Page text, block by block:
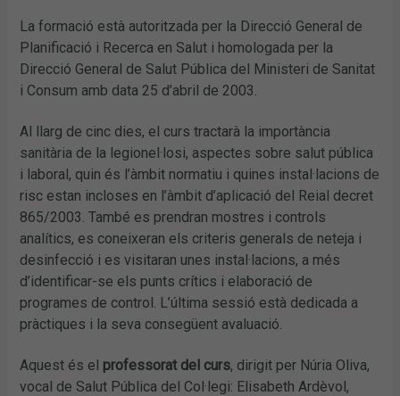
La formació està autoritzada per la Direcció General de
Planificació i Recerca en Salut i homologada per la
Direcció General de Salut Pública del Ministeri de Sanitat
i Consum amb data 25 d’abril de 2003.
Al llarg de cinc dies, el curs tractarà la importància
sanitària de la legionel·losi, aspectes sobre salut pública
i laboral, quin és l’àmbit normatiu i quines instal·lacions de
risc estan incloses en l’àmbit d’aplicació del Reial decret
865/2003. També es prendran mostres i controls
analítics, es coneixeran els criteris generals de neteja i
desinfecció i es visitaran unes instal·lacions, a més
d’identificar-se els punts crítics i elaboració de
programes de control. L’última sessió està dedicada a
pràctiques i la seva consegüent avaluació.
Aquest és el professorat del curs, dirigit per Núria Oliva,
vocal de Salut Pública del Col·legi: Elisabeth Ardèvol,